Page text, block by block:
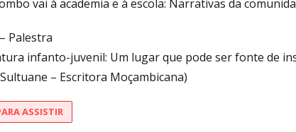
vai à academia e à escola: Narrativas da
Palestra
infanto-juvenil: Um lugar que pode ser fonte de
– Escritora Moçambicana)
ASSISTIR